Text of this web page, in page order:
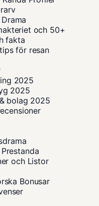
och 50+
fakta
för resan
2025
2025
bolag 2025
och Listor
Bonusar